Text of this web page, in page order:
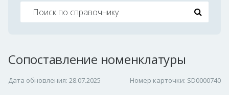
Сопоставление номенклатуры
Дата обновления: 28.07.2025 Номер карточки: SD0000740